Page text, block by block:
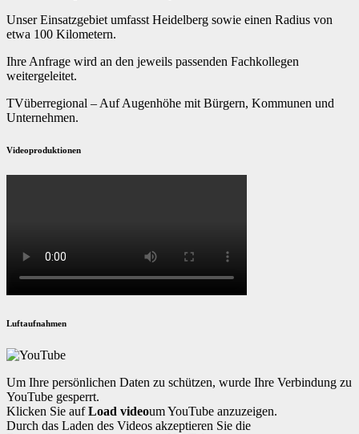
Unser Einsatzgebiet umfasst Heidelberg sowie einen Radius von
etwa 100 Kilometern.
Ihre Anfrage wird an den jeweils passenden Fachkollegen
weitergeleitet.
TVüberregional – Auf Augenhöhe mit Bürgern, Kommunen und
Unternehmen.
Videoproduktionen
Luftaufnahmen
Um Ihre persönlichen Daten zu schützen, wurde Ihre Verbindung zu
YouTube gesperrt.
Klicken Sie aufLoad videoum YouTube anzuzeigen.
Durch das Laden des Videos akzeptieren Sie die